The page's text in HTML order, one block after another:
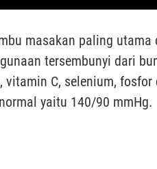
masakan paling
tersembunyi dari
C, selenium,
yaitu 140/90 mmHg.